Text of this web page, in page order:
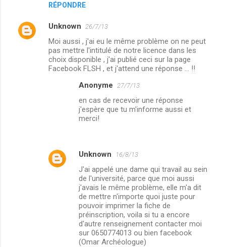
a
RÉPONDRE
Unknown 26/7/13
Moi aussi , j'ai eu le même problème on ne peut
pas mettre l'intitulé de notre licence dans les
choix disponible , j'ai publié ceci sur la page
Facebook FLSH , et j'attend une réponse ... !!
Anonyme 27/7/13
en cas de recevoir une réponse
j'espère que tu m'informe aussi et
merci!
Unknown 16/8/13
J'ai appelé une dame qui travail au sein
de l'université, parce que moi aussi
j'avais le même problème, elle m'a dit
de mettre n'importe quoi juste pour
pouvoir imprimer la fiche de
préinscription, voila si tu a encore
d'autre renseignement contacter moi
sur 0650774013 ou bien facebook
(Omar Archéologue)